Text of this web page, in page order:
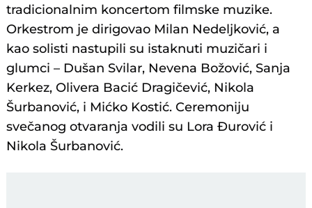
tradicionalnim koncertom filmske muzike.
Orkestrom je dirigovao Milan Nedeljković, a
kao solisti nastupili su istaknuti muzičari i
glumci – Dušan Svilar, Nevena Božović, Sanja
Kerkez, Olivera Bacić Dragičević, Nikola
Šurbanović, i Mićko Kostić. Ceremoniju
svečanog otvaranja vodili su Lora Đurović i
Nikola Šurbanović.